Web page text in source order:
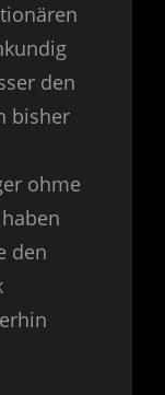
den
bisher
ohme
den